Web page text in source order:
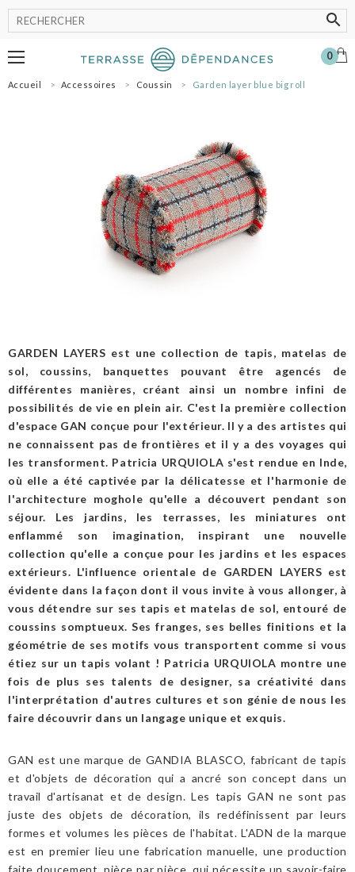
0
MOBILIER
ACCESSOIRES
OMBRAGE
SHOWROOM
NOS MARQUES
PROFESSIONNELS
SE CONNECTER
Accueil Accessoires Coussin Garden layer blue big roll
GARDEN LAYERS est une collection de tapis, matelas de
sol, coussins, banquettes pouvant être agencés de
différentes manières, créant ainsi un nombre infini de
possibilités de vie en plein air. C'est la première collection
d'espace GAN conçue pour l'extérieur. Il y a des artistes qui
ne connaissent pas de frontières et il y a des voyages qui
les transforment. Patricia URQUIOLA s'est rendue en Inde,
où elle a été captivée par la délicatesse et l'harmonie de
l'architecture moghole qu'elle a découvert pendant son
séjour. Les jardins, les terrasses, les miniatures ont
enflammé son imagination, inspirant une nouvelle
collection qu'elle a conçue pour les jardins et les espaces
extérieurs. L'influence orientale de GARDEN LAYERS est
évidente dans la façon dont il vous invite à vous allonger, à
vous détendre sur ses tapis et matelas de sol, entouré de
coussins somptueux. Ses franges, ses belles finitions et la
géométrie de ses motifs vous transportent comme si vous
étiez sur un tapis volant ! Patricia URQUIOLA montre une
fois de plus ses talents de designer, sa créativité dans
l'interprétation d'autres cultures et son génie de nous les
faire découvrir dans un langage unique et exquis.
GAN est une marque de GANDIA BLASCO, fabricant de tapis
et d'objets de décoration qui a ancré son concept dans un
travail d'artisanat et de design. Les tapis GAN ne sont pas
juste des objets de décoration, ils redéfinissent par leurs
formes et volumes les pièces de l'habitat. L'ADN de la marque
est en premier lieu une fabrication manuelle, une production
faite doucement, pièce par pièce, qui nécessite un savoir-faire